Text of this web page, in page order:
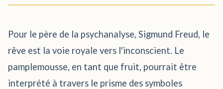
Pour le père de la psychanalyse, Sigmund Freud, le
rêve est la voie royale vers l'inconscient. Le
pamplemousse, en tant que fruit, pourrait être
interprété à travers le prisme des symboles